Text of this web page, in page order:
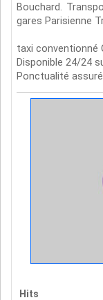
Bouchard.
gares Parisienne
taxi conventionné
Disponible 24/24
Ponctualité
Hits